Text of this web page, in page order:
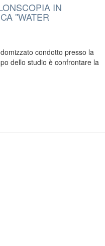
IN
''WATER
condotto presso la
dello studio è confrontare la